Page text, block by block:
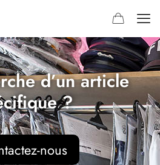
d’un article
?
nous